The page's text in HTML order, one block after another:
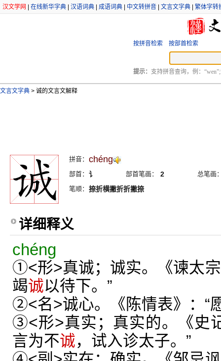
汉文学网 在线新华字典 汉语词典 成语词典 中文转拼音 文言文字典 繁体字转
按拼音检索 按部首检索
提示： 支持拼音查询，例：
文言文字典 > 诚的文言文解释
拼音： chéng
部首： 讠 部首笔画： 2
总笔画
笔顺： 捺折横撇折折撇捺
详细释义
chéng
①<形>真诚；诚实。《谏太
竭诚以待下。”
②<名>诚心。《陈情表》：“
③<形>真实；真实的。《史
言为不诚，试入诊太子。”